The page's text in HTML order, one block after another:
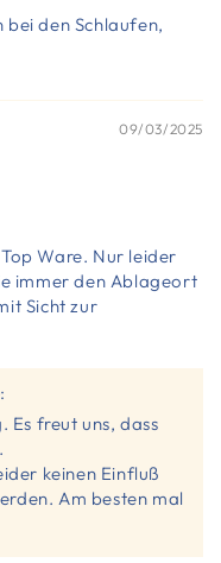
den Schlaufen,
09/03/2025
Ware. Nur leider
immer den Ablageort
Sicht zur
Es freut uns, dass
keinen Einfluß
Am besten mal